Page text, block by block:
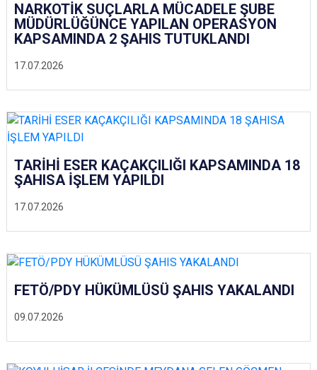
17.07.2026
NARKOTİK SUÇLARLA MÜCADELE ŞUBE
MÜDÜRLÜĞÜNCE YAPILAN OPERASYON
KAPSAMINDA 2 ŞAHIS TUTUKLANDI
17.07.2026
TARİHİ ESER KAÇAKÇILIĞI KAPSAMINDA 18
ŞAHISA İŞLEM YAPILDI
09.07.2026
FETÖ/PDY HÜKÜMLÜSÜ ŞAHIS YAKALANDI